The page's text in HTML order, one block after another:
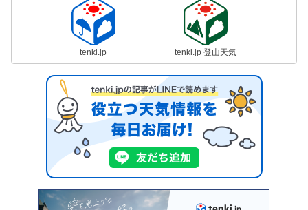
tenki.jp tenki.jp 登山天気